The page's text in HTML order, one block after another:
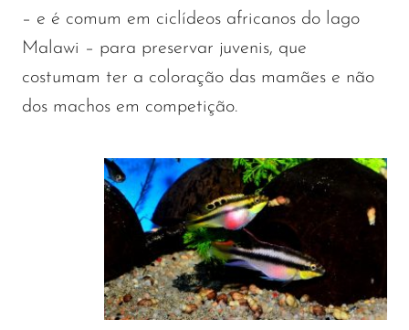
– e é comum em ciclídeos africanos do lago
Malawi – para preservar juvenis, que
costumam ter a coloração das mamães e não
dos machos em competição.